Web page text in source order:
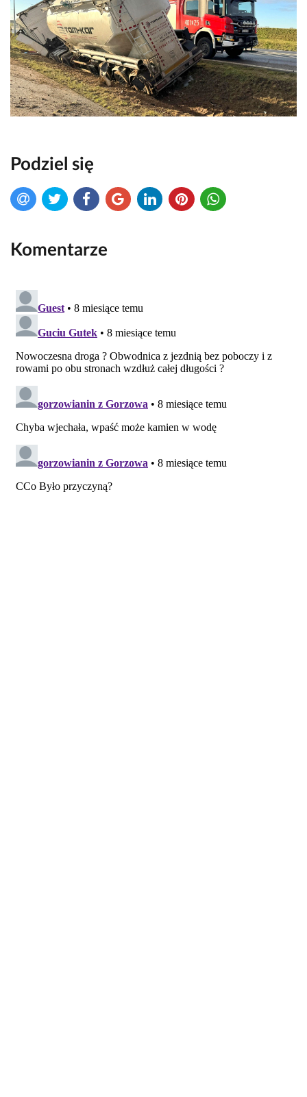
Podziel się
Komentarze